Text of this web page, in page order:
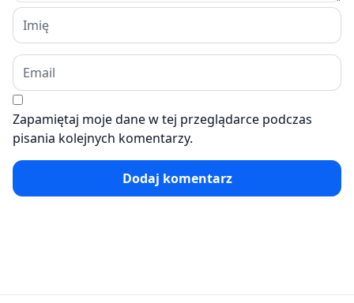
Zapamiętaj moje dane w tej przeglądarce podczas
pisania kolejnych komentarzy.
Dodaj komentarz